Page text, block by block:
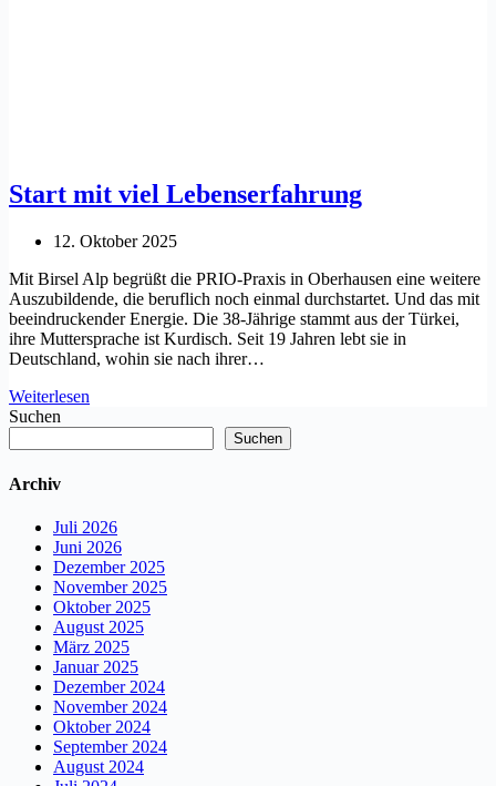
Start mit viel Lebenserfahrung
12. Oktober 2025
Mit Birsel Alp begrüßt die PRIO-Praxis in Oberhausen eine weitere
Auszubildende, die beruflich noch einmal durchstartet. Und das mit
beeindruckender Energie. Die 38-Jährige stammt aus der Türkei,
ihre Muttersprache ist Kurdisch. Seit 19 Jahren lebt sie in
Deutschland, wohin sie nach ihrer…
Weiterlesen
Lebenserfahrung
Suchen
Suchen
Archiv
Juli 2026
Juni 2026
Dezember 2025
November 2025
Oktober 2025
August 2025
März 2025
Januar 2025
Dezember 2024
November 2024
Oktober 2024
September 2024
August 2024